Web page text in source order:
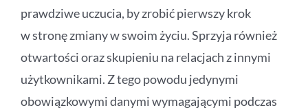
prawdziwe uczucia, by zrobić pierwszy krok
w stronę zmiany w swoim życiu. Sprzyja również
otwartości oraz skupieniu na relacjach z innymi
użytkownikami. Z tego powodu jedynymi
obowiązkowymi danymi wymagającymi podczas